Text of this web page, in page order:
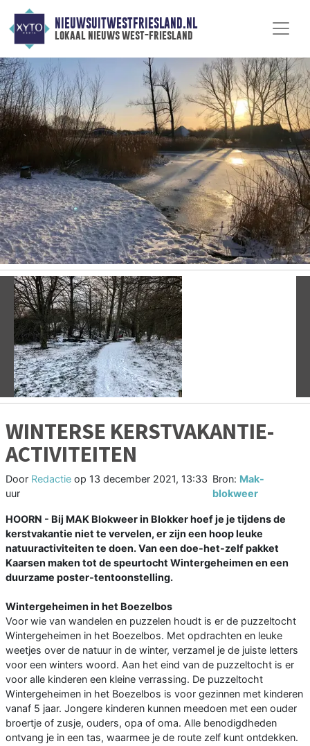
NIEUWSUITWESTFRIESLAND.NL
lokaal nieuws west-friesland
Vorige
WINTERSE KERSTVAKANTIE-
ACTIVITEITEN
Door Redactie op 13 december 2021, 13:33
uur
Bron: Mak-
blokweer
HOORN - Bij MAK Blokweer in Blokker hoef je je tijdens de
kerstvakantie niet te vervelen, er zijn een hoop leuke
natuuractiviteiten te doen. Van een doe-het-zelf pakket
Kaarsen maken tot de speurtocht Wintergeheimen en een
duurzame poster-tentoonstelling.
Wintergeheimen in het Boezelbos
Voor wie van wandelen en puzzelen houdt is er de puzzeltocht
Wintergeheimen in het Boezelbos. Met opdrachten en leuke
weetjes over de natuur in de winter, verzamel je de juiste letters
voor een winters woord. Aan het eind van de puzzeltocht is er
voor alle kinderen een kleine verrassing. De puzzeltocht
Wintergeheimen in het Boezelbos is voor gezinnen met kinderen
vanaf 5 jaar. Jongere kinderen kunnen meedoen met een ouder
broertje of zusje, ouders, opa of oma. Alle benodigdheden
ontvang je in een tas, waarmee je de route zelf kunt ontdekken.